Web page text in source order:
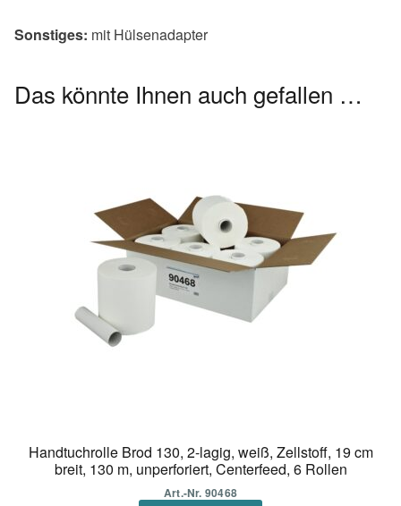
Sonstiges: mit Hülsenadapter
Das könnte Ihnen auch gefallen …
Handtuchrolle Brod 130, 2-lagig, weiß, Zellstoff, 19 cm
breit, 130 m, unperforiert, Centerfeed, 6 Rollen
Art.-Nr. 90468